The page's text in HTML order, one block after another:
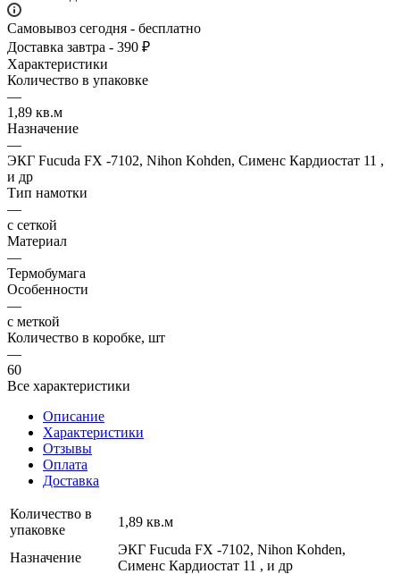
Самовывоз сегодня - бесплатно
Доставка завтра - 390 ₽
Характеристики
Количество в упаковке
—
1,89 кв.м
Назначение
—
ЭКГ Fucuda FX -7102, Nihon Kohden, Сименс Кардиостат 11 ,
и др
Тип намотки
—
с сеткой
Материал
—
Термобумага
Особенности
—
с меткой
Количество в коробке, шт
—
60
Все характеристики
Описание
Характеристики
Отзывы
Оплата
Доставка
Количество в
упаковке
1,89 кв.м
Назначение
ЭКГ Fucuda FX -7102, Nihon Kohden,
Сименс Кардиостат 11 , и др